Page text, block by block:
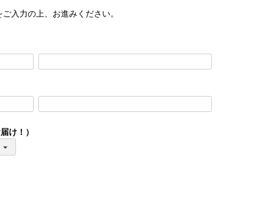
入力の上、お進みください。
け！）